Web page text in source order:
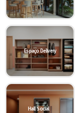
Espaço Delivery
Hall Social